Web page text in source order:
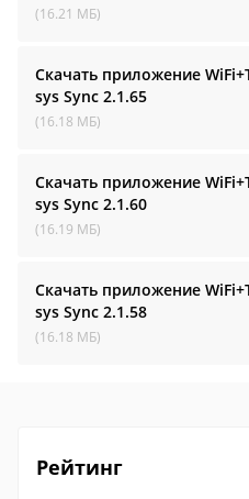
(16.21 МБ)
Скачать приложение
sys Sync 2.1.65
(16.18 МБ)
Скачать приложение
sys Sync 2.1.60
(16.19 МБ)
Скачать приложение
sys Sync 2.1.58
(16.18 МБ)
Рейтинг